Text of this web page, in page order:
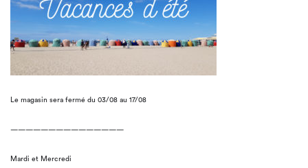
Le magasin sera fermé du 03/08 au 17/08
———————————————
Mardi et Mercredi